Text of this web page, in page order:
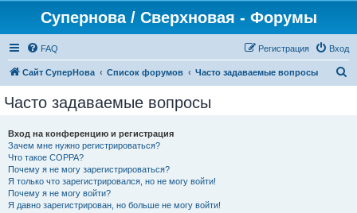
Супернова / Сверхновая - Форумы
FAQ Вход
Регистрация
Сайт СуперНова Список форумов Часто задаваемые вопросы
Часто задаваемые вопросы
Вход на конференцию и регистрация
Зачем мне нужно регистрироваться?
Что такое COPPA?
Почему я не могу зарегистрироваться?
Я только что зарегистрировался, но не могу войти!
Почему я не могу войти?
Я давно зарегистрирован, но больше не могу войти!